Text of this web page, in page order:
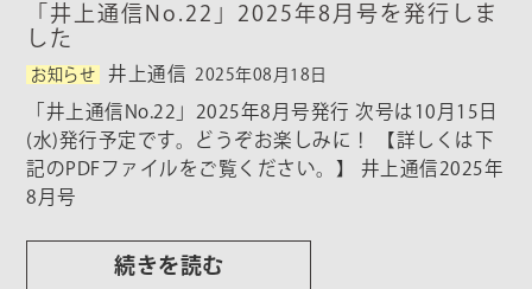
「井上通信No.22」2025年8月号を発行しま
した
お知らせ 井上通信 2025年08月18日
「井上通信No.22」2025年8月号発行 次号は10月15日
(水)発行予定です。どうぞお楽しみに！ 【詳しくは下
記のPDFファイルをご覧ください。】 井上通信2025年
8月号
続きを読む